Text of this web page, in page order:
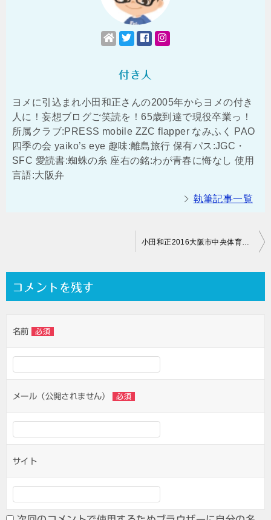
付き人
ヨメに引込まれ小田和正さんの2005年からヨメの付き
人に！妄想ブログご笑読を！65歳到達で現役卒業っ！
所属クラブ:PRESS mobile ZZC flapper なみふく PAO
四季の会 yaiko’s eye 趣味:離島旅行 保有パス:JGC・
SFC 愛読書:蜘蛛の糸 座右の銘:わが青春に悔なし 使用
言語:大阪弁
執筆記事一覧
ビ
ー
シ
ョ
ン
小田和正2016大阪市中央体育館チケットをGETせよ！
コメントを残す
名前 必須
メール（公開されません） 必須
サイト